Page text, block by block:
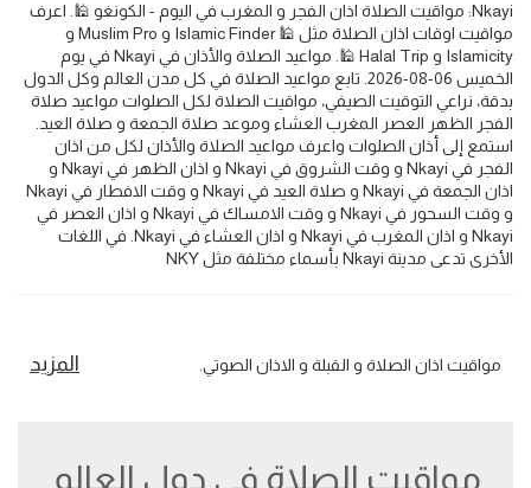
Nkayi: مواقيت الصلاة اذان الفجر و المغرب في اليوم - الكونغو 🕌. اعرف
مواقيت اوقات اذان الصلاة مثل 🕌 Islamic Finder و Muslim Pro و
Islamicity و Halal Trip 🕌. مواعيد الصلاة والأذان في Nkayi في يوم
الخميس 06-08-2026. تابع مواعيد الصلاة في كل مدن العالم وكل الدول
بدقة، نراعي التوقيت الصيفي، مواقيت الصلاة لكل الصلوات مواعيد صلاة
الفجر الظهر العصر المغرب العشاء وموعد صلاة الجمعة و صلاة العيد.
استمع إلى أذان الصلوات واعرف مواعيد الصلاة والأذان لكل من اذان
الفجر في Nkayi و وقت الشروق في Nkayi و اذان الظهر في Nkayi و
اذان الجمعة في Nkayi و صلاة العيد في Nkayi و وقت الافطار في Nkayi
و وقت السحور في Nkayi و وقت الامساك في Nkayi و اذان العصر في
Nkayi و اذان المغرب في Nkayi و اذان العشاء في Nkayi. في اللغات
الأخرى تدعى مدينة Nkayi بأسماء مختلفة مثل NKY
مواقيت اذان الصلاة و القبلة و الاذان الصوتي. المزيد
مواقيت الصلاة في دول العالم